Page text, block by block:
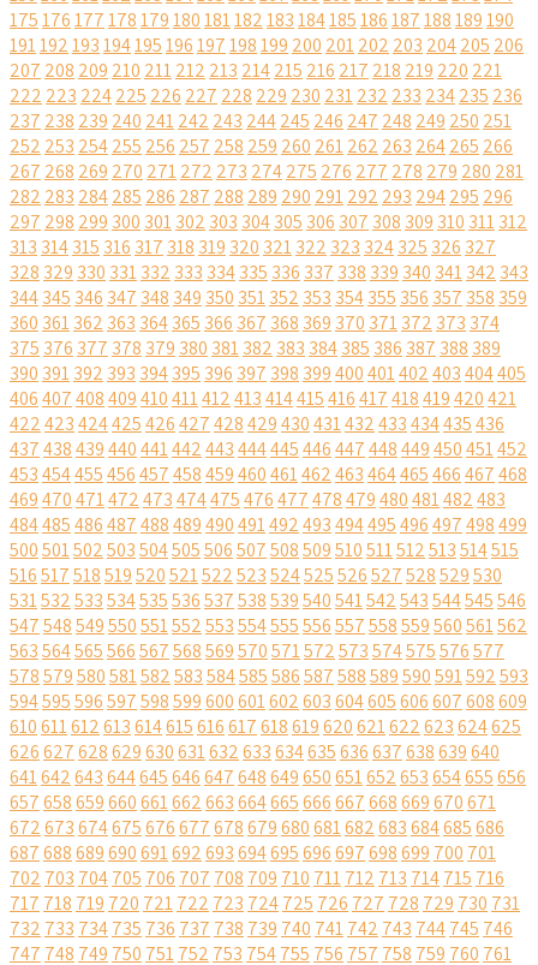
175176177178179180181182183184185186187188189190
191192193194195196197198199 200 201202 203 204205 206
207 208 209 210 211212 213 214215 216 217 218 219 220 221
222 223 224225 226 227 228 229 230 231232 233 234235 236
237 238 239 240 241242 243 244245 246 247 248 249 250 251
252 253 254255 256 257 258 259 260 261262 263 264265 266
267 268 269 270 271272 273 274275 276 277 278 279 280 281
282 283 284285 286 287 288 289 290 291292 293 294295 296
297 298 299 300 301302 303 304305 306 307 308 309 310 311312
313 314315 316 317 318 319 320 321322 323 324325 326 327
328 329 330 331332 333 334335 336 337 338 339 340 341342 343
344345 346 347 348 349 350 351352 353 354355 356 357 358 359
360 361362 363 364365 366 367 368 369 370 371372 373 374
375 376 377 378 379 380 381382 383 384385 386 387 388 389
390 391392 393 394395 396 397 398 399400401402403404405
406407408409410411412413414415416417418419420421
422423424425426427428429430431432433434435436
437438439440441442443444445446447448449450451452
453454455456457458459460461462463464465466467468
469470471472473474475476477478479480481482483
484485486487488489490491492493494495496497498499
500501502503504505506507508509510511512513514515
516517518519520521522523524525526527528529530
531532533534535536537538539540541542543544545546
547548549550551552553554555556557558559560561562
563564565566567568569570571572573574575576577
578579580581582583584585586587588589590591592593
594595596597598599600601602603604605606607608609
610611612613614615616617618619620621622623624625
626627628629630631632633634635636637638639640
641642643644645646647648649650651652653654655656
657658659660661662663664665666667668669670671
672673674675676677678679680681682683684685686
687688689690691692693694695696697698699 700 701
702 703 704705 706 707 708 709 710 711712 713 714715 716
717 718 719 720 721722 723 724725 726 727 728 729 730 731
732 733 734735 736 737 738 739 740 741742 743 744745 746
747 748 749 750 751752 753 754755 756 757 758 759 760 761